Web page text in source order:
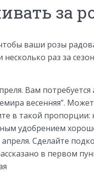
за
ваши розы
несколько раз за
Вам
весенняя”.
в такой
удобрением
Сделайте
в первом